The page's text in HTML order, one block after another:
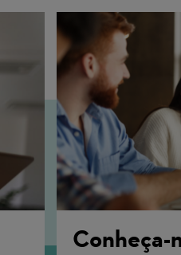
Conheça-